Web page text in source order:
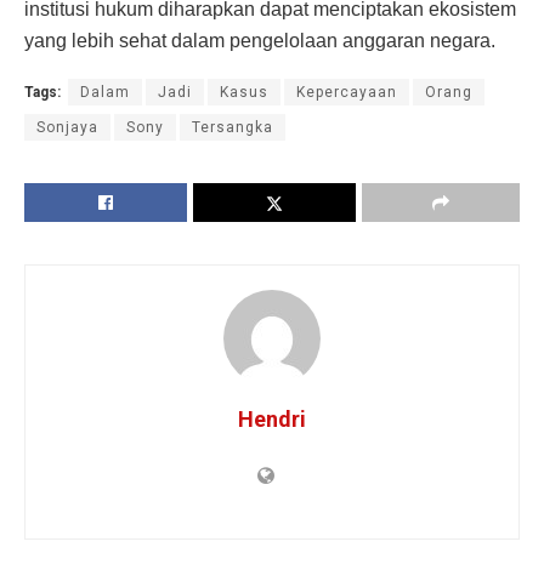
institusi hukum diharapkan dapat menciptakan ekosistem
yang lebih sehat dalam pengelolaan anggaran negara.
Tags: Dalam Jadi Kasus Kepercayaan Orang
Sonjaya Sony Tersangka
Hendri